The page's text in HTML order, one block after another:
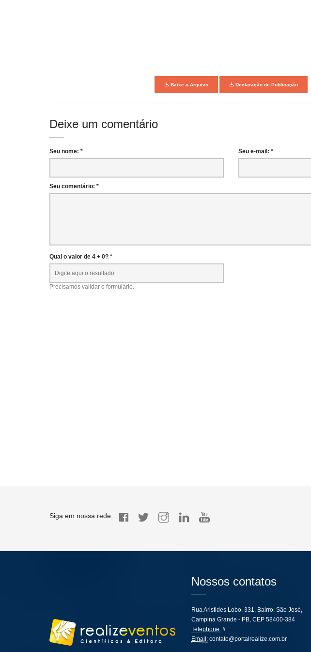
Baixe o Arquivo Declaração de Publicação
Deixe um comentário
Seu nome: * Seu e-mail: *
Seu comentário: *
Qual o valor de 4 + 0? *
Precisamos validar o formulário.
Siga em nossa rede:
Nossos contatos
Rua Aristides Lobo, 331, Bairro: São José,
Campina Grande - PB, CEP 58400-384
Telephone:#
Email: contato@portalrealize.com.br